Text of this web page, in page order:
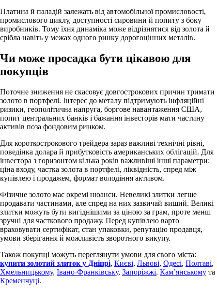
Платина й паладій залежать від автомобільної промисловості,
промислового циклу, доступності сировини й попиту з боку
виробників. Тому їхня динаміка може відрізнятися від золота й
срібла навіть у межах одного ринку дорогоцінних металів.
Чи може просадка бути цікавою для
покупців
Поточне зниження не скасовує довгострокових причин тримати
золото в портфелі. Інтерес до металу підтримують інфляційні
ризики, геополітична напруга, боргове навантаження США,
попит центральних банків і бажання інвесторів мати частину
активів поза фондовим ринком.
Для короткострокового трейдера зараз важливі технічні рівні,
поведінка долара й прибутковість американських облігацій. Для
інвестора з горизонтом кілька років важливіші інші параметри:
ціна входу, частка золота в портфелі, ліквідність, спред між
купівлею і продажем, формат володіння активом.
Фізичне золото має окремі нюанси. Невеликі злитки легше
продавати частинами, але спред на них зазвичай вищий. Великі
злитки можуть бути вигіднішими за ціною за грам, проте менш
зручні для часткового продажу. Перед купівлею варто
враховувати сертифікат, стан упаковки, репутацію продавця,
умови зберігання й можливість зворотного викупу.
Також покупці можуть переглянути умови для свого міста:
купити золотий злиток у Дніпрі, Києві, Львові, Одесі, Полтаві,
Хмельницькому, Івано-Франківську, Запоріжжі, Кам’янському та
Кременчуці.